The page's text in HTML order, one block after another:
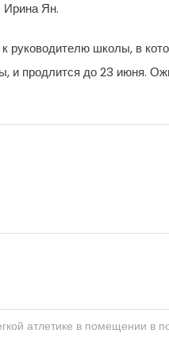
Ирина Ян.
руководителю школы, в
и продлится до 23 июня.
атлетике в помещении в